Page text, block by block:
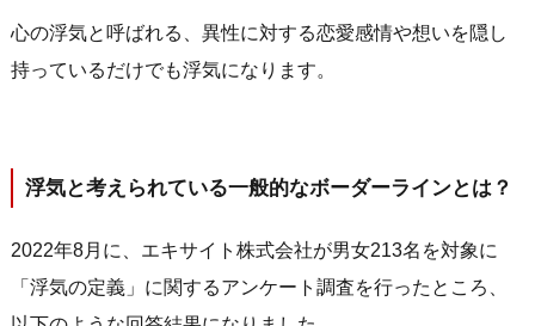
心の浮気と呼ばれる、異性に対する恋愛感情や想いを隠し
持っているだけでも浮気になります。
浮気と考えられている一般的なボーダーラインとは？
2022年8月に、エキサイト株式会社が男女213名を対象に
「浮気の定義」に関するアンケート調査を行ったところ、